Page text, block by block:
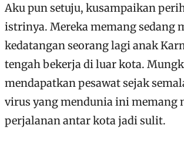
Aku pun setuju, kusampaikan
istrinya. Mereka memang sedang
kedatangan seorang lagi anak
tengah bekerja di luar kota.
mendapatkan pesawat sejak
virus yang mendunia ini memang
perjalanan antar kota jadi sulit.